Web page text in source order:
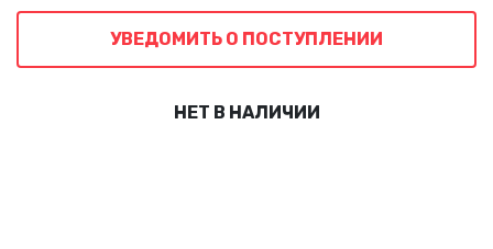
УВЕДОМИТЬ О ПОСТУПЛЕНИИ
НЕТ В НАЛИЧИИ